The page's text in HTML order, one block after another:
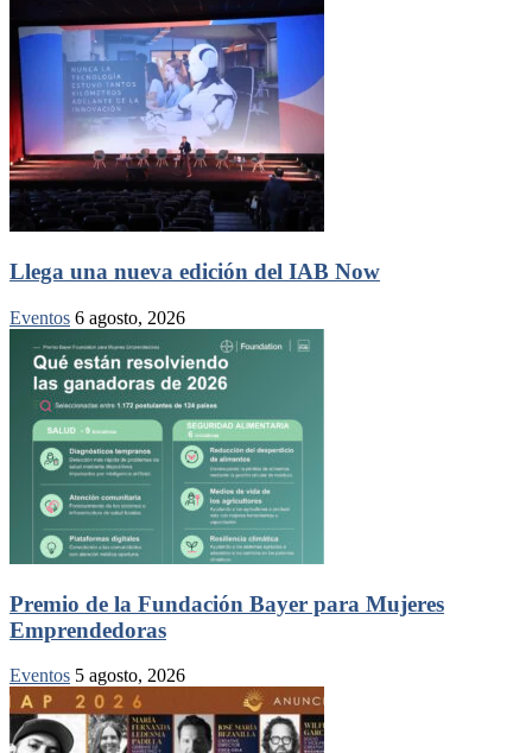
Llega una nueva edición del IAB Now
Eventos 6 agosto, 2026
Premio de la Fundación Bayer para Mujeres
Emprendedoras
Eventos 5 agosto, 2026